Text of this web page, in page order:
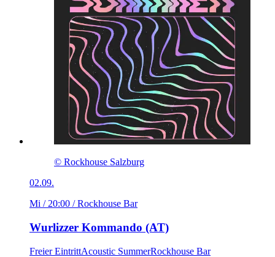
© Rockhouse Salzburg
02.09.
Mi / 20:00 / Rockhouse Bar
Wurlizzer Kommando (AT)
Freier EintrittAcoustic SummerRockhouse Bar